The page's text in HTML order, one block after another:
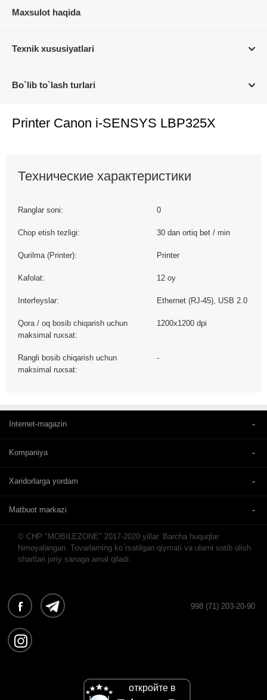
Maxsulot haqida
Texnik xususiyatlari
Bo`lib to`lash turlari
Printer Canon i-SENSYS LBP325X
Технические характеристики
Ranglar soni: 0
Chop etish tezligi: 30 dan ortiq bet / min
Qurilma (Printer): Printer
Kafolat: 12 oy
Interfeyslar: Ethernet (RJ-45), USB 2.0
Qora / oq bosib chiqarish uchun
maksimal ruxsat:
1200х1200 dpi
Rangli bosib chiqarish uchun
maksimal ruxsat:
-
Internet-magazin
Kompaniya
Xaridorlarga yordam
Matbuot markazi
© CHP "MOBILEZONE" 2017-2020 yillar. Barcha huquqlar
himoyalangan. Tovarlarning ko`rsatilgan qiymati va ularni sotib olish
shartlari joriy sanaga amal qiladi.
998 (71) 203-20-90
откройте в